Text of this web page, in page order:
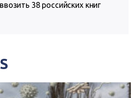
38 российских книг